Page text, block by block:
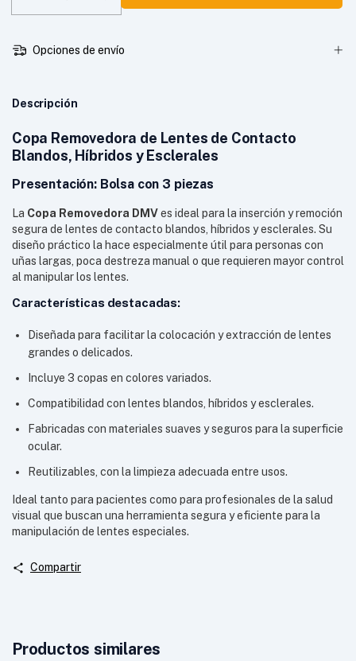
Opciones de envío
Descripción
Copa Removedora de Lentes de Contacto
Blandos, Híbridos y Esclerales
Presentación: Bolsa con 3 piezas
La Copa Removedora DMVes ideal para la inserción y remoción
segura de lentes de contacto blandos, híbridos y esclerales. Su
diseño práctico la hace especialmente útil para personas con
uñas largas, poca destreza manual o que requieren mayor control
al manipular los lentes.
Características destacadas:
Diseñada para facilitar la colocación y extracción de lentes
grandes o delicados.
Incluye 3 copas en colores variados.
Compatibilidad con lentes blandos, híbridos y esclerales.
Fabricadas con materiales suaves y seguros para la superficie
ocular.
Reutilizables, con la limpieza adecuada entre usos.
Ideal tanto para pacientes como para profesionales de la salud
visual que buscan una herramienta segura y eficiente para la
manipulación de lentes especiales.
Compartir
Productos similares